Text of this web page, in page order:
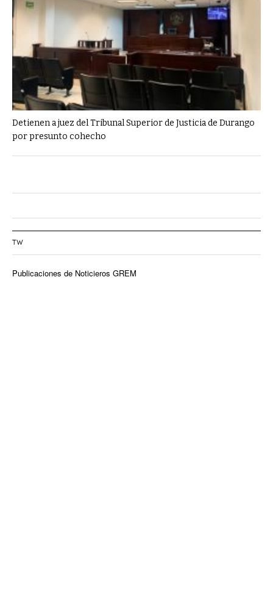
Detienen a juez del Tribunal Superior de Justicia de Durango
por presunto cohecho
TW
Publicaciones de Noticieros GREM